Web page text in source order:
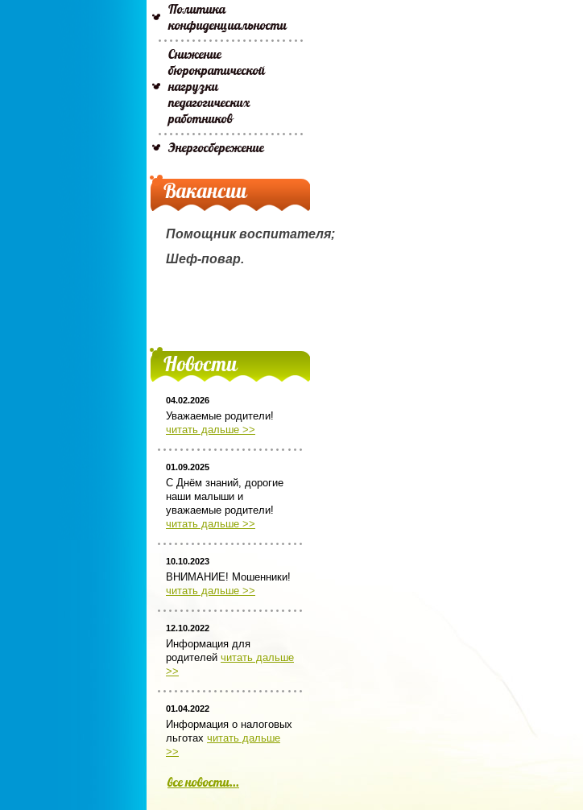
Политика
конфиденциальности
Снижение
бюрократической
нагрузки
педагогических
работников
Энергосбережение
Вакансии
Помощник воспитателя;
Шеф-повар.
Новости
04.02.2026
Уважаемые родители!
читать дальше >>
01.09.2025
С Днём знаний, дорогие
наши малыши и
уважаемые родители!
читать дальше >>
10.10.2023
ВНИМАНИЕ! Мошенники!
читать дальше >>
12.10.2022
Информация для
родителей читать дальше
>>
01.04.2022
Информация о налоговых
льготах читать дальше
>>
все новости...